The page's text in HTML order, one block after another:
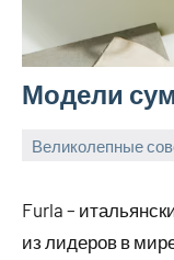
Модели
Великолепные
2024
Furla –
из лидеров в